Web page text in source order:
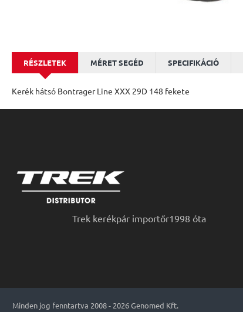
RÉSZLETEK MÉRET SEGÉD SPECIFIKÁCIÓ
Kerék hátsó Bontrager Line XXX 29D 148 fekete
Trek kerékpár importőr1998 óta
Minden jog fenntartva 2008 - 2026 Genomed Kft.